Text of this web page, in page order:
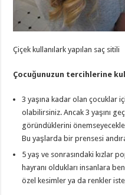
Çiçek kullanılark yapılan saç sitili
Çocuğunuzun tercihlerine
3 yaşına kadar olan çocuklar
olabilirsiniz. Ancak 3 yaşını
göründüklerini
Bu yaşlarda bir prensesi
5 yaş ve sonrasındaki kızlar
hayranı oldukları insanlara
özel kesimler ya da renkler